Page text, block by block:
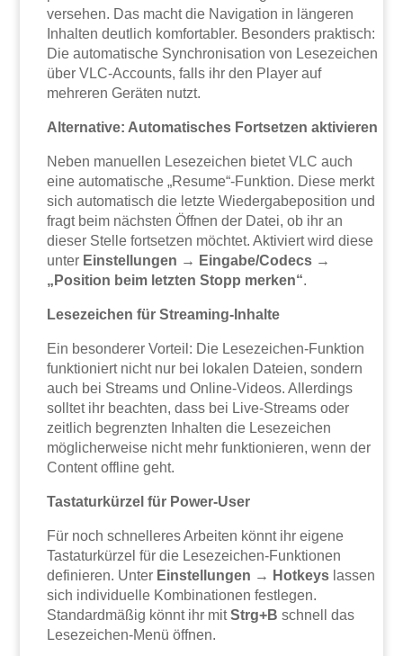
versehen. Das macht die Navigation in längeren
Inhalten deutlich komfortabler. Besonders praktisch:
Die automatische Synchronisation von Lesezeichen
über VLC-Accounts, falls ihr den Player auf
mehreren Geräten nutzt.
Alternative: Automatisches Fortsetzen aktivieren
Neben manuellen Lesezeichen bietet VLC auch
eine automatische „Resume“-Funktion. Diese merkt
sich automatisch die letzte Wiedergabeposition und
fragt beim nächsten Öffnen der Datei, ob ihr an
dieser Stelle fortsetzen möchtet. Aktiviert wird diese
unter Einstellungen → Eingabe/Codecs →
„Position beim letzten Stopp merken“.
Lesezeichen für Streaming-Inhalte
Ein besonderer Vorteil: Die Lesezeichen-Funktion
funktioniert nicht nur bei lokalen Dateien, sondern
auch bei Streams und Online-Videos. Allerdings
solltet ihr beachten, dass bei Live-Streams oder
zeitlich begrenzten Inhalten die Lesezeichen
möglicherweise nicht mehr funktionieren, wenn der
Content offline geht.
Tastaturkürzel für Power-User
Für noch schnelleres Arbeiten könnt ihr eigene
Tastaturkürzel für die Lesezeichen-Funktionen
definieren. Unter Einstellungen → Hotkeys lassen
sich individuelle Kombinationen festlegen.
Standardmäßig könnt ihr mitStrg+B schnell das
Lesezeichen-Menü öffnen.